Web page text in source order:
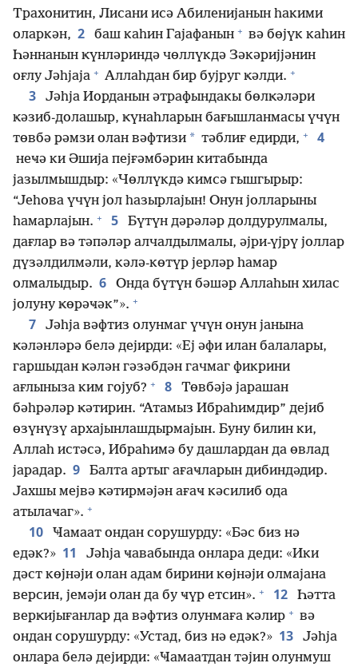
Трахонитин, Лисани исә Абиленијанын һакими
оларкән, 2 баш каһин Гајафанын + вә бөјүк каһин
Һәннанын ҝүнләриндә чөллүкдә Зәкәријјәнин
оғлу Јәһјаја + Аллаһдан бир бујруг ҝәлди. +
3
Јәһја Иорданын әтрафындакы бөлҝәләри
ҝәзиб-долашыр, ҝүнаһларын бағышланмасы үчүн
төвбә рәмзи олан вәфтизи * тәблиғ едирди, + 4
неҹә ки Әшија пејғәмбәрин китабында
јазылмышдыр: «Чөллүкдә кимсә гышгырыр:
“Јеһова үчүн јол һазырлајын! Онун јолларыны
һамарлајын. + 5
Бүтүн дәрәләр долдурулмалы,
дағлар вә тәпәләр алчалдылмалы, әјри-үјрү јоллар
дүзәлдилмәли, кәлә-көтүр јерләр һамар
олмалыдыр. 6
Онда бүтүн бәшәр Аллаһын хилас
јолуну ҝөрәҹәк”». +
7
Јәһја вәфтиз олунмаг үчүн онун јанына
ҝәләнләрә белә дејирди: «Еј әфи илан балалары,
гаршыдан ҝәлән гәзәбдән гачмаг фикрини
ағлыныза ким гојуб? + 8
Төвбәјә јарашан
бәһрәләр ҝәтирин. “Атамыз Ибраһимдир” дејиб
өзүнүзү архајынлашдырмајын. Буну билин ки,
Аллаһ истәсә, Ибраһимә бу дашлардан да өвлад
јарадар. 9
Балта артыг ағаҹларын дибиндәдир.
Јахшы мејвә ҝәтирмәјән ағаҹ кәсилиб ода
атылаҹаг». +
10
Ҹамаат ондан сорушурду: «Бәс биз нә
едәк?» 11
Јәһја ҹавабында онлара деди: «Ики
дәст көјнәји олан адам бирини көјнәји олмајана
версин, јемәји олан да бу ҹүр етсин». + 12
Һәтта
верҝијығанлар да вәфтиз олунмаға ҝәлир + вә
ондан сорушурду: «Устад, биз нә едәк?» 13
Јәһја
онлара белә дејирди: «Ҹамаатдан тәјин олунмуш